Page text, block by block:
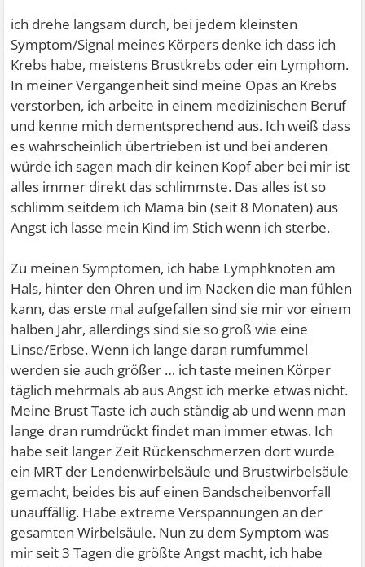
ich drehe langsam durch, bei jedem kleinsten
Symptom/Signal meines Körpers denke ich dass ich
Krebs habe, meistens Brustkrebs oder ein Lymphom.
In meiner Vergangenheit sind meine Opas an Krebs
verstorben, ich arbeite in einem medizinischen Beruf
und kenne mich dementsprechend aus. Ich weiß dass
es wahrscheinlich übertrieben ist und bei anderen
würde ich sagen mach dir keinen Kopf aber bei mir ist
alles immer direkt das schlimmste. Das alles ist so
schlimm seitdem ich Mama bin (seit 8 Monaten) aus
Angst ich lasse mein Kind im Stich wenn ich sterbe.
Zu meinen Symptomen, ich habe Lymphknoten am
Hals, hinter den Ohren und im Nacken die man fühlen
kann, das erste mal aufgefallen sind sie mir vor einem
halben Jahr, allerdings sind sie so groß wie eine
Linse/Erbse. Wenn ich lange daran rumfummel
werden sie auch größer … ich taste meinen Körper
täglich mehrmals ab aus Angst ich merke etwas nicht.
Meine Brust Taste ich auch ständig ab und wenn man
lange dran rumdrückt findet man immer etwas. Ich
habe seit langer Zeit Rückenschmerzen dort wurde
ein MRT der Lendenwirbelsäule und Brustwirbelsäule
gemacht, beides bis auf einen Bandscheibenvorfall
unauffällig. Habe extreme Verspannungen an der
gesamten Wirbelsäule. Nun zu dem Symptom was
mir seit 3 Tagen die größte Angst macht, ich habe